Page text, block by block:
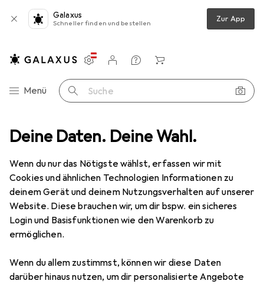
Deine Daten. Deine Wahl.
Wenn du nur das Nötigste wählst, erfassen wir mit
Cookies und ähnlichen Technologien Informationen zu
deinem Gerät und deinem Nutzungsverhalten auf unserer
Website. Diese brauchen wir, um dir bspw. ein sicheres
Login und Basisfunktionen wie den Warenkorb zu
ermöglichen.
Wenn du allem zustimmst, können wir diese Daten
darüber hinaus nutzen, um dir personalisierte Angebote
Galaxus
Schneller finden und bestellen Zur App
Navigation nach Kategorien
Menü Suche
Einstellungen
Kundenkonto
Vergleichslisten
Merklisten
Warenkorb
Schleifmittel Pferd POLIFANFächerscheibe PFF120 SG STEELOX
5 Bilder
MENGENRABATT
PferdPOLIFANFächerscheibe PFF120
SG STEELOX
EUR
7,24